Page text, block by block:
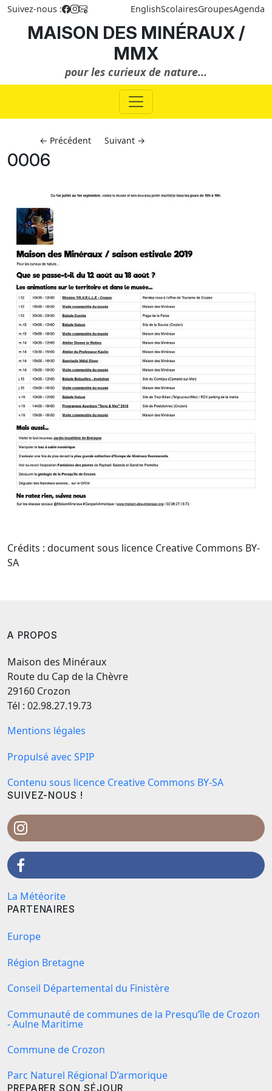
Suivez-nous : EnglishScolairesGroupesAgenda
MAISON DES MINÉRAUX /
MMX
pour les curieux de nature...
← Précédent Suivant →
0006
Crédits : document sous licence Creative Commons BY-
SA
A PROPOS
Maison des Minéraux
Route du Cap de la Chèvre
29160 Crozon
Tél : 02.98.27.19.73
Mentions légales
Propulsé avec SPIP
Contenu sous licence Creative Commons BY-SA
SUIVEZ-NOUS !
La Météorite
PARTENAIRES
Europe
Région Bretagne
Conseil Départemental du Finistère
Communauté de communes de la Presqu’île de Crozon
- Aulne Maritime
Commune de Crozon
Parc Naturel Régional D’armorique
PREPARER SON SÉJOUR